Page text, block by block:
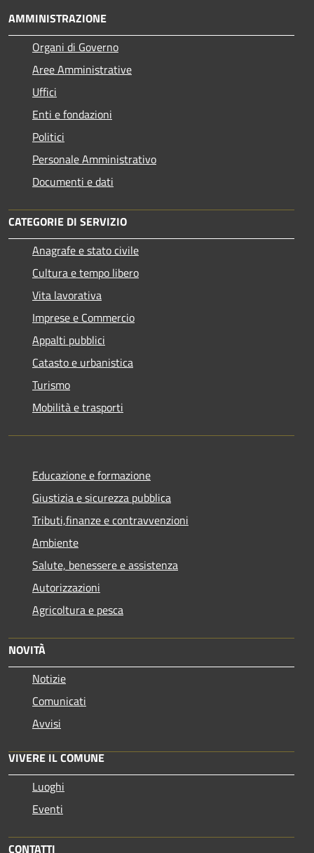
AMMINISTRAZIONE
Organi di Governo
Aree Amministrative
Uffici
Enti e fondazioni
Politici
Personale Amministrativo
Documenti e dati
CATEGORIE DI SERVIZIO
Anagrafe e stato civile
Cultura e tempo libero
Vita lavorativa
Imprese e Commercio
Appalti pubblici
Catasto e urbanistica
Turismo
Mobilità e trasporti
Educazione e formazione
Giustizia e sicurezza pubblica
Tributi,finanze e contravvenzioni
Ambiente
Salute, benessere e assistenza
Autorizzazioni
Agricoltura e pesca
NOVITÀ
Notizie
Comunicati
Avvisi
VIVERE IL COMUNE
Luoghi
Eventi
CONTATTI